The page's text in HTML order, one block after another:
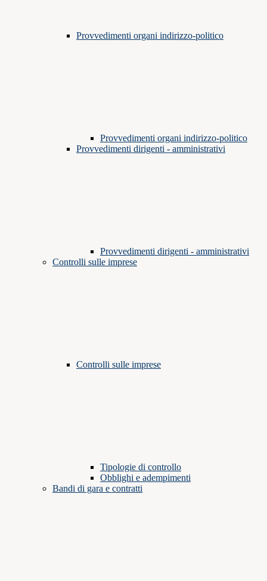
Provvedimenti organi indirizzo-politico
Provvedimenti organi indirizzo-politico
Provvedimenti dirigenti - amministrativi
Provvedimenti dirigenti - amministrativi
Controlli sulle imprese
Controlli sulle imprese
Tipologie di controllo
Obblighi e adempimenti
Bandi di gara e contratti